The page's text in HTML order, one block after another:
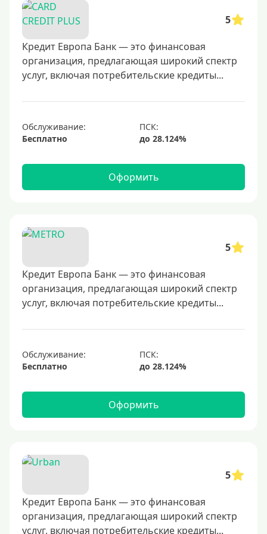
25000 руб
30000 руб
40000 руб
50000 руб
60000 руб
70000 руб
100000 руб
350000 руб
500000 руб
600000 руб
700000 руб
1000000 руб
С небольшим лимитом
С большим лимитом
Тип карты
Visa
UnionPay
Мир
5
Кредит Европа Банк — это финансовая
организация, предлагающая широкий спектр
услуг, включая потребительские кредиты...
Обслуживание:
Бесплатно
Оформить
5
Кредит Европа Банк — это финансовая
организация, предлагающая широкий спектр
услуг, включая потребительские кредиты...
Обслуживание:
Бесплатно
Оформить
5
Кредит Европа Банк — это финансовая
организация, предлагающая широкий спектр
услуг, включая потребительские кредиты...